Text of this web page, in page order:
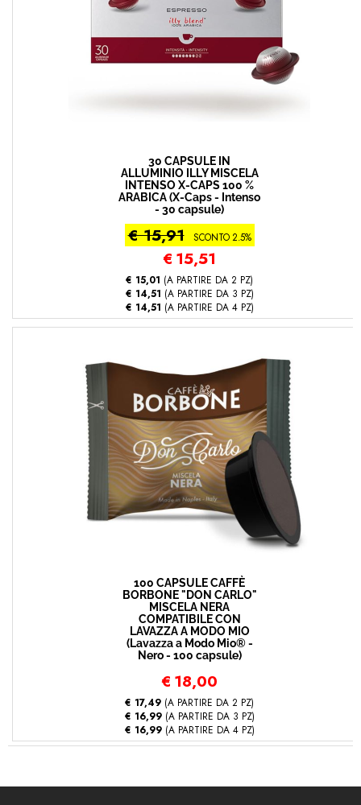
30 CAPSULE IN
ALLUMINIO ILLY MISCELA
INTENSO X-CAPS 100 %
ARABICA (X-Caps - Intenso
- 30 capsule)
€ 15,91 SCONTO 2.5%
€ 15,51
€ 15,01 (A PARTIRE DA 2 PZ)
€ 14,51 (A PARTIRE DA 3 PZ)
€ 14,51 (A PARTIRE DA 4 PZ)
100 CAPSULE CAFFÈ
BORBONE "DON CARLO"
MISCELA NERA
COMPATIBILE CON
LAVAZZA A MODO MIO
(Lavazza a Modo Mio® -
Nero - 100 capsule)
€ 18,00
€ 17,49 (A PARTIRE DA 2 PZ)
€ 16,99(A PARTIRE DA 3 PZ)
€ 16,99(A PARTIRE DA 4 PZ)